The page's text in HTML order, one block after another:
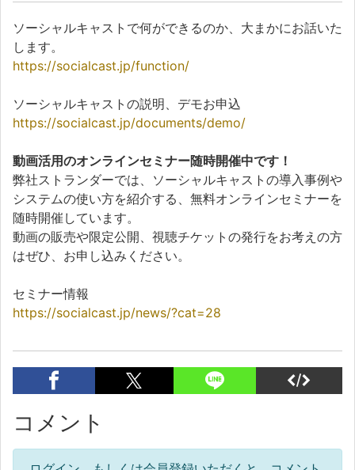
ソーシャルキャストで何ができるのか、大まかにお話いた
します。
https://socialcast.jp/function/
ソーシャルキャストの説明、デモお申込
https://socialcast.jp/documents/demo/
動画活用のオンラインセミナー随時開催中です！
弊社ストランダーでは、ソーシャルキャストの導入事例や
システムの使い方を紹介する、無料オンラインセミナーを
随時開催しています。
動画の販売や限定公開、視聴チケットの発行をお考えの方
はぜひ、お申し込みください。
セミナー情報
https://socialcast.jp/news/?cat=28
コメント